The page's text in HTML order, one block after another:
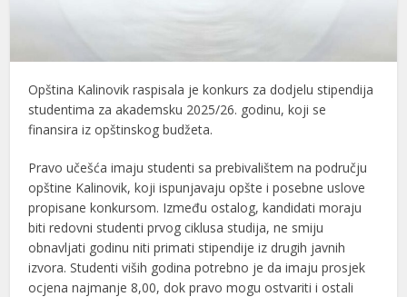
Opština Kalinovik raspisala je konkurs za dodjelu stipendija
studentima za akademsku 2025/26. godinu, koji se
finansira iz opštinskog budžeta.
Pravo učešća imaju studenti sa prebivalištem na području
opštine Kalinovik, koji ispunjavaju opšte i posebne uslove
propisane konkursom. Između ostalog, kandidati moraju
biti redovni studenti prvog ciklusa studija, ne smiju
obnavljati godinu niti primati stipendije iz drugih javnih
izvora. Studenti viših godina potrebno je da imaju prosjek
ocjena najmanje 8,00, dok pravo mogu ostvariti i ostali